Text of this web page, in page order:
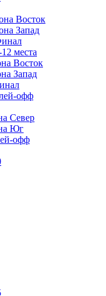
Восток
Запад
места
Восток
Запад
офф
Север
Юг
офф